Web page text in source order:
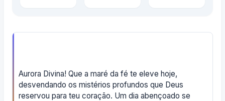
Aurora Divina! Que a maré da fé te eleve hoje,
desvendando os mistérios profundos que Deus
reservou para teu coração. Um dia abençoado se